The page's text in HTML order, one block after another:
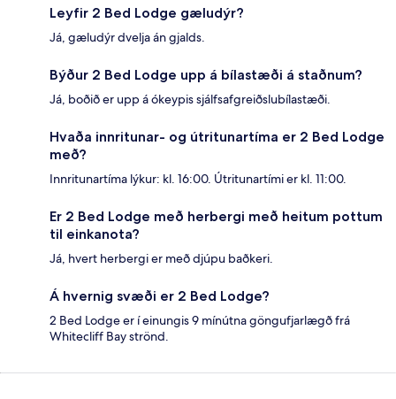
Leyfir 2 Bed Lodge gæludýr?
Já, gæludýr dvelja án gjalds.
Býður 2 Bed Lodge upp á bílastæði á staðnum?
Já, boðið er upp á ókeypis sjálfsafgreiðslubílastæði.
Hvaða innritunar- og útritunartíma er 2 Bed Lodge
með?
Innritunartíma lýkur: kl. 16:00. Útritunartími er kl. 11:00.
Er 2 Bed Lodge með herbergi með heitum pottum
til einkanota?
Já, hvert herbergi er með djúpu baðkeri.
Á hvernig svæði er 2 Bed Lodge?
2 Bed Lodge er í einungis 9 mínútna göngufjarlægð frá
Whitecliff Bay strönd.